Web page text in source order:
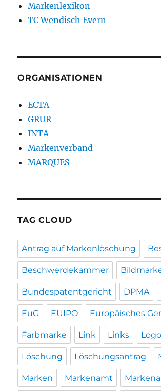
Markenlexikon
TC Wendisch Evern
ORGANISATIONEN
ECTA
GRUR
INTA
Markenverband
MARQUES
TAG CLOUD
Antrag auf Markenlöschung
Beschwerdekammer
Bundespatentgericht DPMA
EuG EUIPO Europäisches
Farbmarke Link Links Logo
Löschung Löschungsantrag
Marken Markenamt